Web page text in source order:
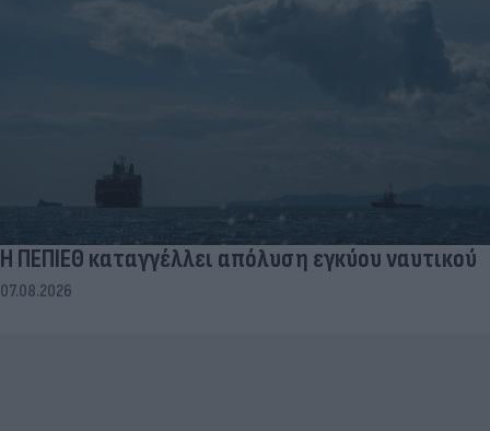
Η ΠΕΠΙΕΘ καταγγέλλει απόλυση εγκύου ναυτικού
07.08.2026